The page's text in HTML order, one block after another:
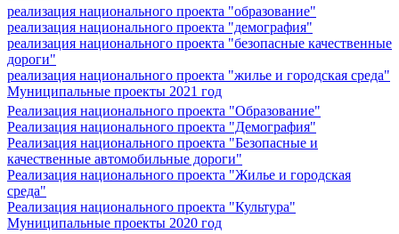
реализация национального проекта "образование"
реализация национального проекта "демография"
реализация национального проекта "безопасные качественные
дороги"
реализация национального проекта "жилье и городская среда"
Муниципальные проекты 2021 год
Реализация национального проекта "Образование"
Реализация национального проекта "Демография"
Реализация национального проекта "Безопасные и
качественные автомобильные дороги"
Реализация национального проекта "Жилье и городская
среда"
Реализация национального проекта "Культура"
Муниципальные проекты 2020 год